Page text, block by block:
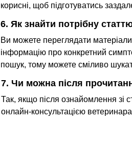
корисні, щоб підготуватись
6. Як знайти потрібну
Ви можете переглядати
інформацію про конкретний
пошук, тому можете сміливо
7. Чи можна після
Так, якщо після ознайомлення зі
онлайн-консультацією